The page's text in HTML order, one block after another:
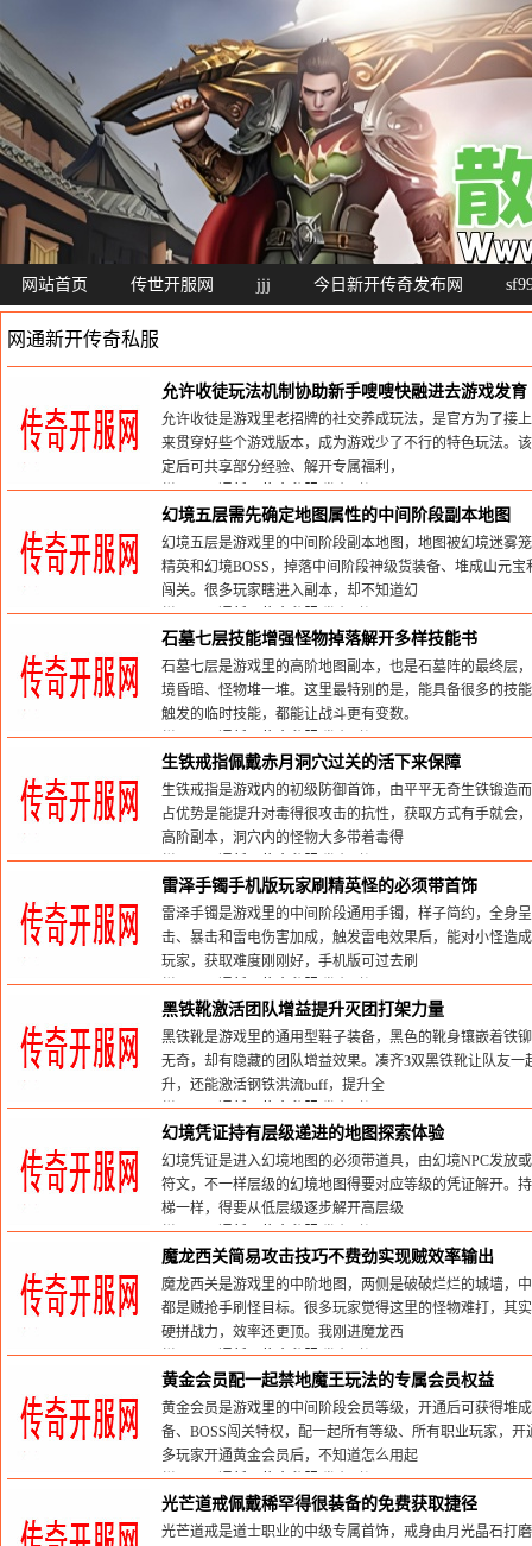
网站首页 传世开服网 jjj 今日新开传奇发布网
网通新开传奇私服
允许收徒玩法机制协助新手嗖嗖快融进去游戏发育
允许收徒是游戏里老招牌的社交养成玩法，是官方为了接
来贯穿好些个游戏版本，成为游戏少了不行的特色玩法。
定后可共享部分经验、解开专属福利，
栏目：网通新开传奇私服发布时间:2026-07-18
幻境五层需先确定地图属性的中间阶段副本地图
幻境五层是游戏里的中间阶段副本地图，地图被幻境迷雾
精英和幻境BOSS，掉落中间阶段神级货装备、堆成山元
闯关。很多玩家瞎进入副本，却不知道幻
栏目：网通新开传奇私服发布时间:2026-05-30
石墓七层技能‌增强怪物掉落解开多样技能书
石墓七层是游戏里的高阶地图副本，也是石墓阵的最终层
境昏暗、怪物堆一堆。这里最特别的是，能具备很多的技
触发的临时技能，都能让战斗更有变数。
栏目：网通新开传奇私服发布时间:2026-05-30
生铁戒指佩戴赤月洞穴过关的活下来保障
生铁戒指是游戏内的初级防御首饰，由平平无奇生铁锻造
占优势是能提升对毒得很攻击的抗性，获取方式有手就会
高阶副本，洞穴内的怪物大多带着毒得
栏目：网通新开传奇私服发布时间:2026-05-30
雷泽手镯手机版玩家刷精英怪的必须带首饰
雷泽手镯是游戏里的中间阶段通用手镯，样子简约，全身
击、暴击和雷电伤害加成，触发雷电效果后，能对小怪造
玩家，获取难度刚刚好，手机版可过去刷
栏目：网通新开传奇私服发布时间:2026-05-30
黑铁靴激活团队增益提升灭团打架力量
黑铁靴是游戏里的通用型鞋子装备，黑色的靴身镶嵌着铁
无奇，却有隐藏的团队增益效果。凑齐3双黑铁靴让队友
升，还能激活钢铁洪流buff，提升全
栏目：网通新开传奇私服发布时间:2026-05-30
幻境凭证持有层级递进的地图探索体验
幻境凭证是进入幻境地图的必须带道具，由幻境NPC发放
符文，不一样层级的幻境地图得要对应等级的凭证解开。
梯一样，得要从低层级逐步解开高层级
栏目：网通新开传奇私服发布时间:2026-05-30
魔龙西关简易攻击技巧不费劲实现贼效率输出
魔龙西关是游戏里的中阶地图，两侧是破破烂烂的城墙，
都是贼抢手刷怪目标。很多玩家觉得这里的怪物难打，其
硬拼战力，效率还更顶。我刚进魔龙西
栏目：网通新开传奇私服发布时间:2026-05-30
黄金会员配一起禁地魔王玩法的专属会员权益
黄金会员是游戏里的中间阶段会员等级，开通后可获得堆
备、BOSS闯关特权，配一起所有等级、所有职业玩家，
多玩家开通黄金会员后，不知道怎么用起
栏目：网通新开传奇私服发布时间:2026-05-30
光芒道戒佩戴稀罕得很装备的免费获取捷径
光芒道戒是道士职业的中级专属首饰，戒身由月光晶石打